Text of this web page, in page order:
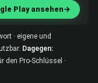
Play ansehen→
· eigene und
Dagegen:
den Pro-Schlüssel ·